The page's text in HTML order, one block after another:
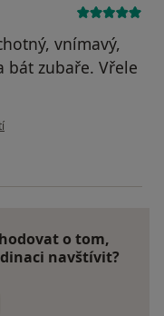
vnímavý,
bát zubaře. Vřele
Váš účet byl odstraněn
o tom,
navštívit?